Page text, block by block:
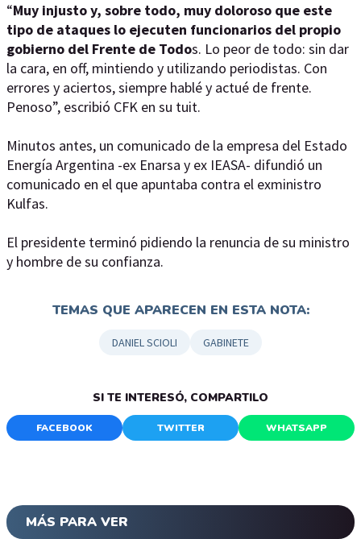
“Muy injusto y, sobre todo, muy doloroso que este
tipo de ataques lo ejecuten funcionarios del propio
gobierno del Frente de Todos. Lo peor de todo: sin dar
la cara, en off, mintiendo y utilizando periodistas. Con
errores y aciertos, siempre hablé y actué de frente.
Penoso”, escribió CFK en su tuit.
Minutos antes, un comunicado de la empresa del Estado
Energía Argentina -ex Enarsa y ex IEASA- difundió un
comunicado en el que apuntaba contra el exministro
Kulfas.
El presidente terminó pidiendo la renuncia de su ministro
y hombre de su confianza.
TEMAS QUE APARECEN EN ESTA NOTA:
DANIEL SCIOLI GABINETE
SI TE INTERESÓ, COMPARTILO
FACEBOOK TWITTER WHATSAPP
MÁS PARA VER